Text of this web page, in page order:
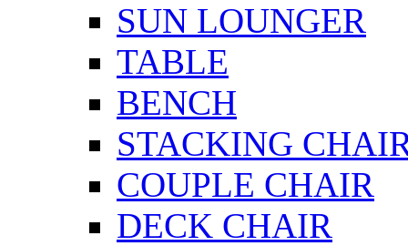
SUN LOUNGER
TABLE
BENCH
STACKING
COUPLE CHAIR
DECK CHAIR